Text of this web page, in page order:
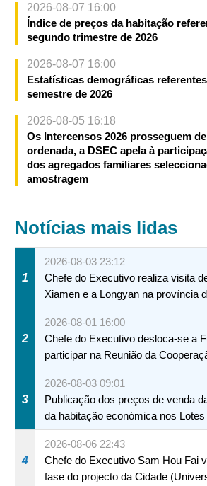
2026-08-07 16:00
Índice de preços da habitação
segundo trimestre de 2026
2026-08-07 16:00
Estatísticas demográficas
semestre de 2026
2026-08-05 16:18
Os Intercensos 2026 prosseguem
ordenada, a DSEC apela à
dos agregados familiares
amostragem
Notícias mais lidas
1
2026-08-03 23:12
Chefe do Executivo realiza visita
Xiamen e a Longyan na província
2
2026-08-01 16:00
Chefe do Executivo desloca-se a
participar na Reunião da
Macau
3
2026-08-03 09:01
Publicação dos preços de venda
da habitação económica nos
A12 da Zona A dos Novos Aterros
4
2026-08-06 22:43
Chefe do Executivo Sam Hou Fai
fase do projecto da Cidade